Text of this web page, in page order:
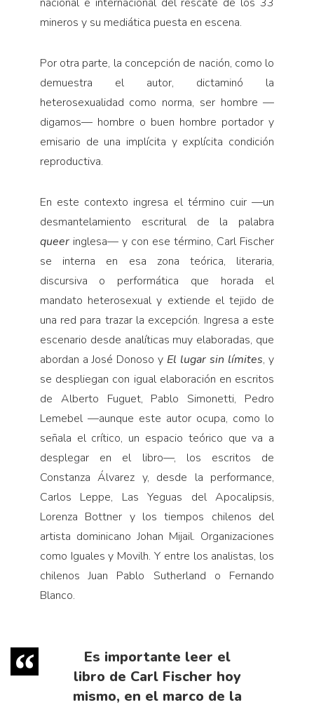
mineros y su mediática puesta en escena.
Por otra parte, la concepción de nación, como lo
demuestra el autor, dictaminó la
heterosexualidad como norma, ser hombre —
digamos— hombre o buen hombre portador y
emisario de una implícita y explícita condición
reproductiva.
En este contexto ingresa el término cuir —un
desmantelamiento escritural de la palabra
queeringlesa— y con ese término, Carl Fischer
se interna en esa zona teórica, literaria,
discursiva o performática que horada el
mandato heterosexual y extiende el tejido de
una red para trazar la excepción. Ingresa a este
escenario desde analíticas muy elaboradas, que
abordan a José Donoso y El lugar sin límites, y
se despliegan con igual elaboración en escritos
de Alberto Fuguet, Pablo Simonetti, Pedro
Lemebel —aunque este autor ocupa, como lo
señala el crítico, un espacio teórico que va a
desplegar en el libro—, los escritos de
Constanza Álvarez y, desde la performance,
Carlos Leppe, Las Yeguas del Apocalipsis,
Lorenza Bottner y los tiempos chilenos del
artista dominicano Johan Mijail. Organizaciones
como Iguales y Movilh. Y entre los analistas, los
chilenos Juan Pablo Sutherland o Fernando
Blanco.
Es importante leer el
libro de Carl Fischer hoy
mismo, en el marco de la